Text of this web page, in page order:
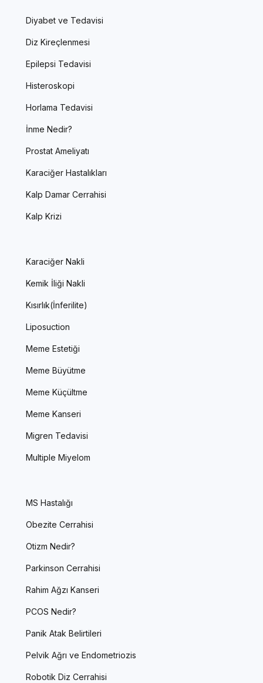
Diyabet ve Tedavisi
Diz Kireçlenmesi
Epilepsi Tedavisi
Histeroskopi
Horlama Tedavisi
İnme Nedir?
Prostat Ameliyatı
Karaciğer Hastalıkları
Kalp Damar Cerrahisi
Kalp Krizi
Karaciğer Nakli
Kemik İliği Nakli
Kısırlık(İnferilite)
Liposuction
Meme Estetiği
Meme Büyütme
Meme Küçültme
Meme Kanseri
Migren Tedavisi
Multiple Miyelom
MS Hastalığı
Obezite Cerrahisi
Otizm Nedir?
Parkinson Cerrahisi
Rahim Ağzı Kanseri
PCOS Nedir?
Panik Atak Belirtileri
Pelvik Ağrı ve Endometriozis
Robotik Diz Cerrahisi